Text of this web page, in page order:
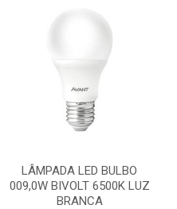
LÂMPADA LED BULBO
009,0W BIVOLT 6500K LUZ
BRANCA